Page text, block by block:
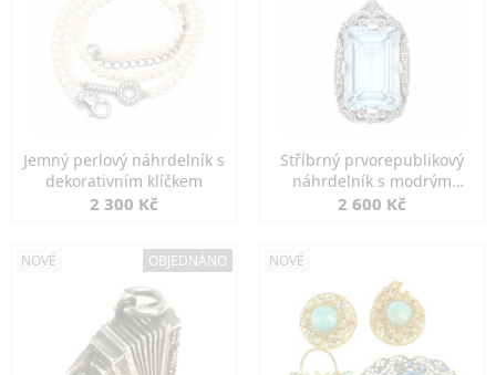
Jemný perlový náhrdelník s
dekorativním klíčkem
2 300 Kč
Stříbrný prvorepublikový
náhrdelník s modrým
spinelem
2 600 Kč
NOVÉ OBJEDNÁNO NOVÉ